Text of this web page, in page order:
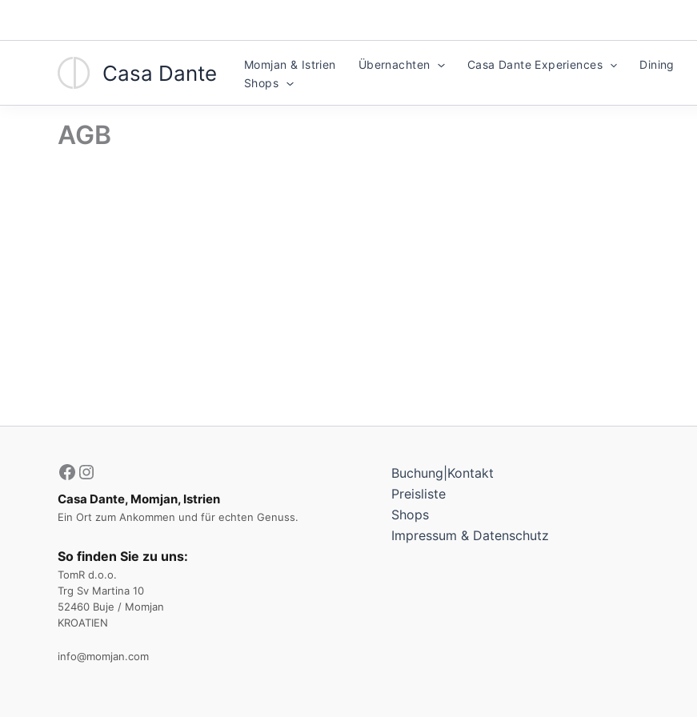
Casa Dante Momjan & Istrien Übernachten Casa Dante Experiences Dining
Shops
AGB
Facebook
Instagram
Casa Dante, Momjan, Istrien
Ein Ort zum Ankommen und für echten Genuss.
So finden Sie zu uns:
TomR d.o.o.
Trg Sv Martina 10
52460 Buje / Momjan
KROATIEN
info@momjan.com
Buchung|Kontakt
Preisliste
Shops
Impressum & Datenschutz